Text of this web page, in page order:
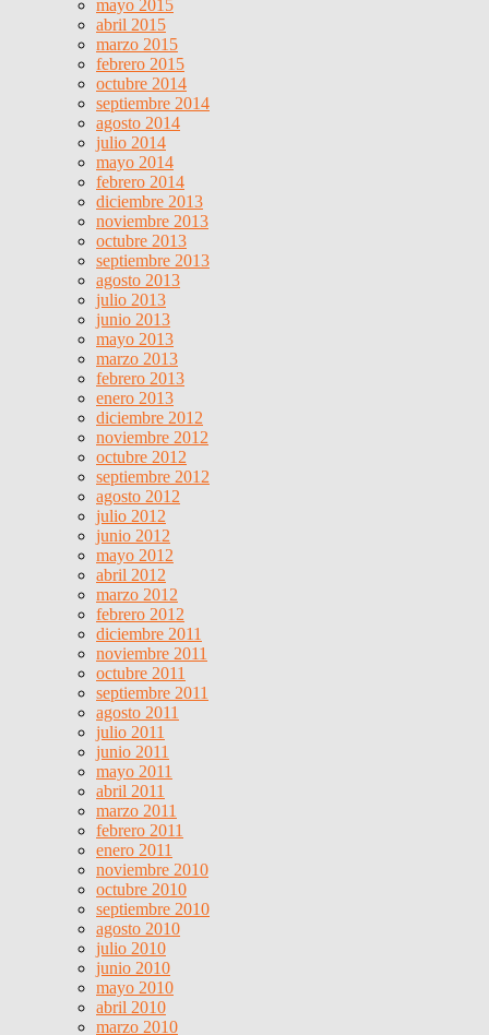
mayo 2015
abril 2015
marzo 2015
febrero 2015
octubre 2014
septiembre 2014
agosto 2014
julio 2014
mayo 2014
febrero 2014
diciembre 2013
noviembre 2013
octubre 2013
septiembre 2013
agosto 2013
julio 2013
junio 2013
mayo 2013
marzo 2013
febrero 2013
enero 2013
diciembre 2012
noviembre 2012
octubre 2012
septiembre 2012
agosto 2012
julio 2012
junio 2012
mayo 2012
abril 2012
marzo 2012
febrero 2012
diciembre 2011
noviembre 2011
octubre 2011
septiembre 2011
agosto 2011
julio 2011
junio 2011
mayo 2011
abril 2011
marzo 2011
febrero 2011
enero 2011
noviembre 2010
octubre 2010
septiembre 2010
agosto 2010
julio 2010
junio 2010
mayo 2010
abril 2010
marzo 2010